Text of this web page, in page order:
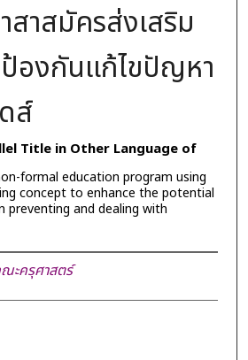
าสมัครส่งเสริม
ป้องกันแก้ไขปัญหา
ส์
Title in Other Language of
formal education program using
concept to enhance the potential
preventing and dealing with
ะครุศาสตร์